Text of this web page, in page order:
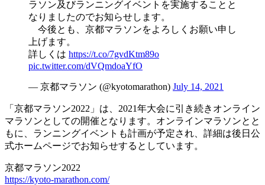
ラソン及びランニングイベントを実施することと
なりましたのでお知らせします。
今後とも、京都マラソンをよろしくお願い申し
上げます。
詳しくは https://t.co/7gvdKtm89o
pic.twitter.com/dVQmdoaYfO
— 京都マラソン (@kyotomarathon) July 14, 2021
「京都マラソン2022」は、2021年大会に引き続きオンライン
マラソンとしての開催となります。オンラインマラソンとと
もに、ランニングイベントも計画が予定され、詳細は後日公
式ホームページでお知らせするとしています。
京都マラソン2022
https://kyoto-marathon.com/